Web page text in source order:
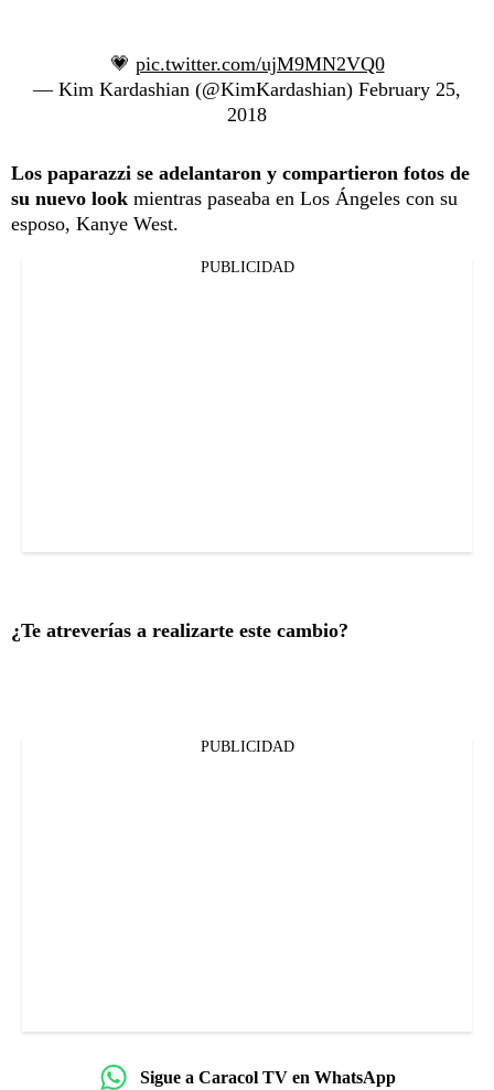
💗 pic.twitter.com/ujM9MN2VQ0
— Kim Kardashian (@KimKardashian) February 25,
2018
Los paparazzi se adelantaron y compartieron fotos de
su nuevo look mientras paseaba en Los Ángeles con su
esposo, Kanye West.
PUBLICIDAD
¿Te atreverías a realizarte este cambio?
PUBLICIDAD
Sigue a Caracol TV en WhatsApp